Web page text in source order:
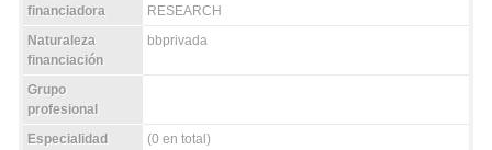
financiadora
RESEARCH
Naturaleza
financiación
bbprivada
Grupo
profesional
Especialidad
(0 en total)